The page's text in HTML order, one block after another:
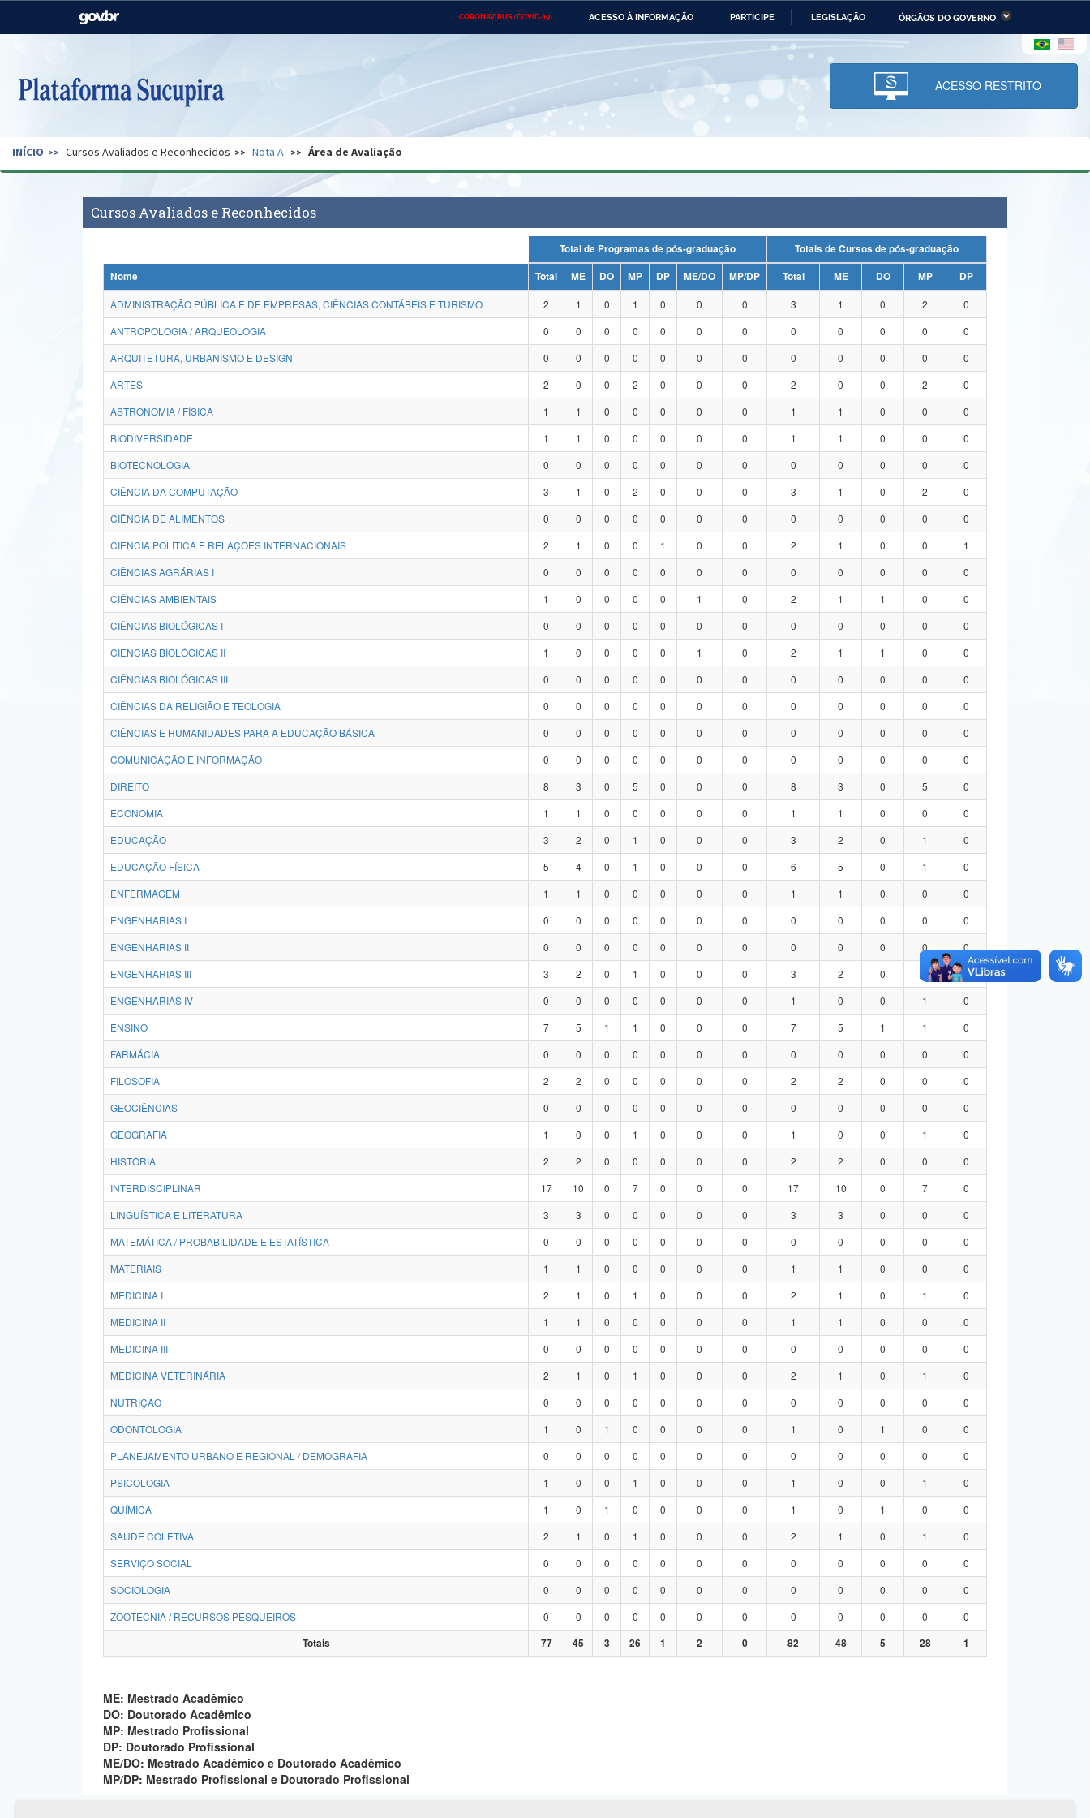
CORONAVÍRUS (COVID-19) ACESSO À INFORMAÇÃO PARTICIPE LEGISLAÇÃO ÓRGÃOS DO GOVERNO
Casa Civil Ministério das Relações Ministério da Economia Ministério da Infraestrutura
Pecuária e Abastecimento
Ministério da Ciência,
Tecnologia, Inovações e
Comunicações
Ministério do Desenvolvimento
Regional e dos Direitos Humanos
Secretaria de Governo Gabinete de Segurança Advocacia-Geral da União Banco Central do Brasil Planalto
ACESSO RESTRITO
INÍCIO Cursos Avaliados e Reconhecidos Nota A Área de Avaliação
Cursos Avaliados e Reconhecidos
Total de Programas de pós-graduação
Totais de Cursos de pós-graduação
Nome
Total ME DO MP DP ME/DO MP/DP Total ME DO MP
DP
ADMINISTRAÇÃO PÚBLICA E DE EMPRESAS, CIÊNCIAS CONTÁBEIS E TURISMO
2 1 0 1 0 0 0 3 1 0 2
0
ANTROPOLOGIA / ARQUEOLOGIA
0 0 0 0 0 0 0 0 0 0 0
0
ARQUITETURA, URBANISMO E DESIGN
0 0 0 0 0 0 0 0 0 0 0
0
ARTES
2 0 0 2 0 0 0 2 0 0 2
0
ASTRONOMIA / FÍSICA
1 1 0 0 0 0 0 1 1 0 0
0
BIODIVERSIDADE
1 1 0 0 0 0 0 1 1 0 0
0
BIOTECNOLOGIA
0 0 0 0 0 0 0 0 0 0 0
0
CIÊNCIA DA COMPUTAÇÃO
3 1 0 2 0 0 0 3 1 0 2
0
CIÊNCIA DE ALIMENTOS
0 0 0 0 0 0 0 0 0 0 0
0
CIÊNCIA POLÍTICA E RELAÇÕES INTERNACIONAIS
2 1 0 0 1 0 0 2 1 0 0
1
CIÊNCIAS AGRÁRIAS I
0 0 0 0 0 0 0 0 0 0 0
0
CIÊNCIAS AMBIENTAIS
1 0 0 0 0 1 0 2 1 1 0
0
CIÊNCIAS BIOLÓGICAS I
0 0 0 0 0 0 0 0 0 0 0
0
CIÊNCIAS BIOLÓGICAS II
1 0 0 0 0 1 0 2 1 1 0
0
CIÊNCIAS BIOLÓGICAS III
0 0 0 0 0 0 0 0 0 0 0
0
CIÊNCIAS DA RELIGIÃO E TEOLOGIA
0 0 0 0 0 0 0 0 0 0 0
0
CIÊNCIAS E HUMANIDADES PARA A EDUCAÇÃO BÁSICA
0 0 0 0 0 0 0 0 0 0 0
0
COMUNICAÇÃO E INFORMAÇÃO
0 0 0 0 0 0 0 0 0 0 0
0
DIREITO
8 3 0 5 0 0 0 8 3 0 5
0
ECONOMIA
1 1 0 0 0 0 0 1 1 0 0
0
EDUCAÇÃO
3 2 0 1 0 0 0 3 2 0 1
0
EDUCAÇÃO FÍSICA
5 4 0 1 0 0 0 6 5 0 1
0
ENFERMAGEM
1 1 0 0 0 0 0 1 1 0 0
0
ENGENHARIAS I
0 0 0 0 0 0 0 0 0 0 0
0
ENGENHARIAS II
0 0 0 0 0 0 0 0 0 0 0
0
ENGENHARIAS III
3 2 0 1 0 0 0 3 2 0
0
ENGENHARIAS IV
0 0 0 0 0 0 0 1 0 0 1
0
ENSINO
7 5 1 1 0 0 0 7 5 1 1
0
FARMÁCIA
0 0 0 0 0 0 0 0 0 0 0
0
FILOSOFIA
2 2 0 0 0 0 0 2 2 0 0
0
GEOCIÊNCIAS
0 0 0 0 0 0 0 0 0 0 0
0
GEOGRAFIA
1 0 0 1 0 0 0 1 0 0 1
0
HISTÓRIA
2 2 0 0 0 0 0 2 2 0 0
0
INTERDISCIPLINAR
17 10 0 7 0 0 0 17 10 0 7
0
LINGUÍSTICA E LITERATURA
3 3 0 0 0 0 0 3 3 0 0
0
MATEMÁTICA / PROBABILIDADE E ESTATÍSTICA
0 0 0 0 0 0 0 0 0 0 0
0
MATERIAIS
1 1 0 0 0 0 0 1 1 0 0
0
MEDICINA I
2 1 0 1 0 0 0 2 1 0 1
0
MEDICINA II
1 1 0 0 0 0 0 1 1 0 0
0
MEDICINA III
0 0 0 0 0 0 0 0 0 0 0
0
MEDICINA VETERINÁRIA
2 1 0 1 0 0 0 2 1 0 1
0
NUTRIÇÃO
0 0 0 0 0 0 0 0 0 0 0
0
ODONTOLOGIA
1 0 1 0 0 0 0 1 0 1 0
0
PLANEJAMENTO URBANO E REGIONAL / DEMOGRAFIA
0 0 0 0 0 0 0 0 0 0 0
0
PSICOLOGIA
1 0 0 1 0 0 0 1 0 0 1
0
QUÍMICA
1 0 1 0 0 0 0 1 0 1 0
0
SAÚDE COLETIVA
2 1 0 1 0 0 0 2 1 0 1
0
SERVIÇO SOCIAL
0 0 0 0 0 0 0 0 0 0 0
0
SOCIOLOGIA
0 0 0 0 0 0 0 0 0 0 0
0
ZOOTECNIA / RECURSOS PESQUEIROS
0 0 0 0 0 0 0 0 0 0 0
0
Totais
77 45 3 26 1 2 0 82 48 5 28 1
ME: Mestrado Acadêmico
DO: Doutorado Acadêmico
MP: Mestrado Profissional
DP: Doutorado Profissional
ME/DO: Mestrado Acadêmico e Doutorado Acadêmico
MP/DP: Mestrado Profissional e Doutorado Profissional